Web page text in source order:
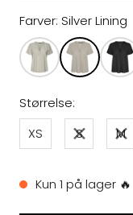
Farver: Silver Lining
Størrelse:
XS
S M
Kun 1 på lager 🔥